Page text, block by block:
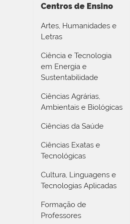
Centros de Ensino
Artes, Humanidades e
Letras
Ciência e Tecnologia
em Energia e
Sustentabilidade
Ciências Agrárias,
Ambientais e Biológicas
Ciências da Saúde
Ciências Exatas e
Tecnológicas
Cultura, Linguagens e
Tecnologias Aplicadas
Formação de
Professores